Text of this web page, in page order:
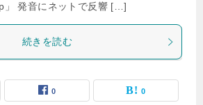
」 発音にネットで反響 […]
続きを読む
0 0